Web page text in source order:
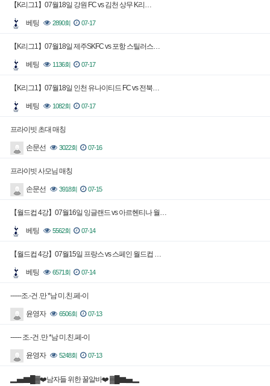
【K리그1】07월18일 강원 FC vs 김천 상무 K리…
베팅 2890회 07-17
【K리그1】07월18일 제주SKFC vs 포항 스틸러스…
베팅 1136회 07-17
【K리그1】07월18일 인천 유나이티드 FC vs 전북…
베팅 1082회 07-17
프라이빗 초대 매칭
손문선 3022회 07-16
프라이빗 사모님 매칭
손문선 3918회 07-15
【월드컵 4강】07월16일 잉글랜드 vs 아르헨티나 월…
베팅 5562회 07-14
【월드컵 4강】07월15일 프랑스 vs 스페인 월드컵 …
베팅 6571회 07-14
------조.-건 .만 *남 미.친.페-이
윤영자 6506회 07-13
------ 조.-건 .만 *남 미.친.페-이
윤영자 5248회 07-13
▂▅▇█▓❤️남자들 위한 꿀알바❤️ ▓█▇▅▂